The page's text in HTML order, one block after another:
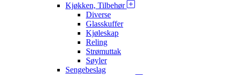
Kjøkken, Tilbehør
Diverse
Glasskuffer
Kjøleskap
Reling
Strømuttak
Søyler
Sengebeslag